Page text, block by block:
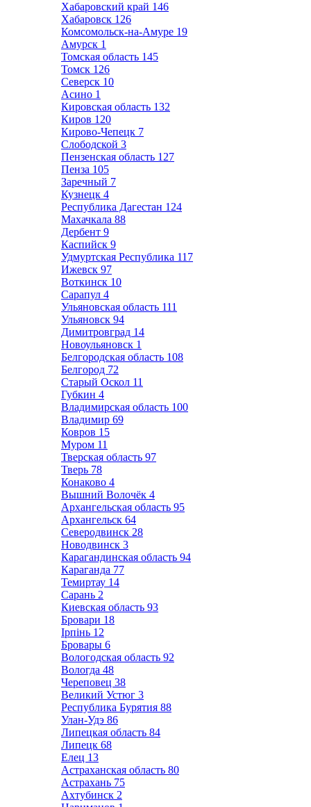
Хабаровский край 146
Хабаровск 126
Комсомольск-на-Амуре 19
Амурск 1
Томская область 145
Томск 126
Северск 10
Асино 1
Кировская область 132
Киров 120
Кирово-Чепецк 7
Слободской 3
Пензенская область 127
Пенза 105
Заречный 7
Кузнецк 4
Республика Дагестан 124
Махачкала 88
Дербент 9
Каспийск 9
Удмуртская Республика 117
Ижевск 97
Воткинск 10
Сарапул 4
Ульяновская область 111
Ульяновск 94
Димитровград 14
Новоульяновск 1
Белгородская область 108
Белгород 72
Старый Оскол 11
Губкин 4
Владимирская область 100
Владимир 69
Ковров 15
Муром 11
Тверская область 97
Тверь 78
Конаково 4
Вышний Волочёк 4
Архангельская область 95
Архангельск 64
Северодвинск 28
Новодвинск 3
Карагандинская область 94
Караганда 77
Темиртау 14
Сарань 2
Киевская область 93
Бровари 18
Ірпінь 12
Бровары 6
Вологодская область 92
Вологда 48
Череповец 38
Великий Устюг 3
Республика Бурятия 88
Улан-Удэ 86
Липецкая область 84
Липецк 68
Елец 13
Астраханская область 80
Астрахань 75
Ахтубинск 2